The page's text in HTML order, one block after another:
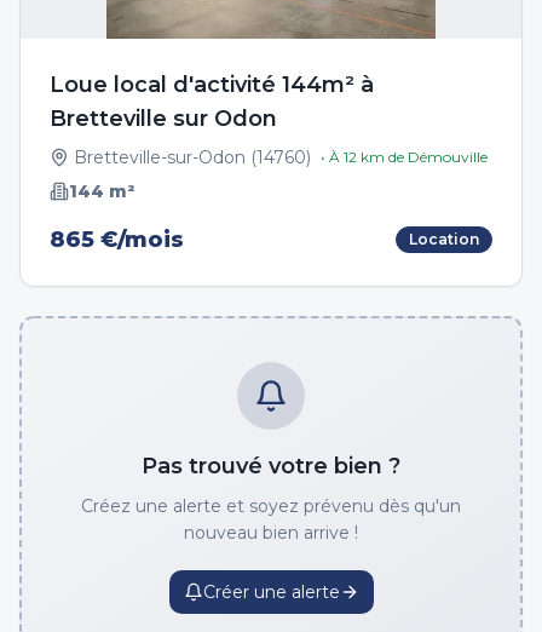
Loue local d'activité 144m² à
Bretteville sur Odon
Bretteville-sur-Odon (14760) • À 12 km de Démouville
144 m²
865 €/mois Location
Pas trouvé votre bien ?
Créez une alerte et soyez prévenu dès qu'un
nouveau bien arrive !
Créer une alerte